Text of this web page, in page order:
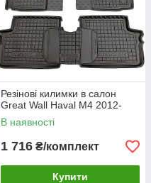
Резінові килимки в салон
Great Wall Haval M4 2012-
В наявності
1 716 ₴/комплект
Купити